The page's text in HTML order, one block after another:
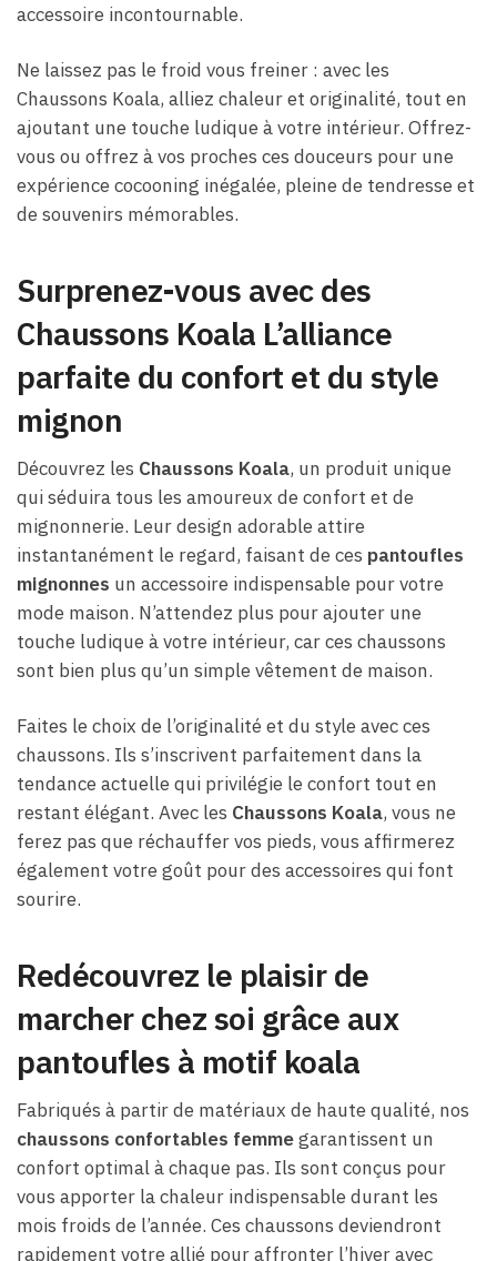
accessoire incontournable.
Ne laissez pas le froid vous freiner : avec les
Chaussons Koala, alliez chaleur et originalité, tout en
ajoutant une touche ludique à votre intérieur. Offrez-
vous ou offrez à vos proches ces douceurs pour une
expérience cocooning inégalée, pleine de tendresse et
de souvenirs mémorables.
Surprenez-vous avec des
Chaussons Koala L’alliance
parfaite du confort et du style
mignon
Découvrez les Chaussons Koala, un produit unique
qui séduira tous les amoureux de confort et de
mignonnerie. Leur design adorable attire
instantanément le regard, faisant de ces pantoufles
mignonnes un accessoire indispensable pour votre
mode maison. N’attendez plus pour ajouter une
touche ludique à votre intérieur, car ces chaussons
sont bien plus qu’un simple vêtement de maison.
Faites le choix de l’originalité et du style avec ces
chaussons. Ils s’inscrivent parfaitement dans la
tendance actuelle qui privilégie le confort tout en
restant élégant. Avec les Chaussons Koala, vous ne
ferez pas que réchauffer vos pieds, vous affirmerez
également votre goût pour des accessoires qui font
sourire.
Redécouvrez le plaisir de
marcher chez soi grâce aux
pantoufles à motif koala
Fabriqués à partir de matériaux de haute qualité, nos
chaussons confortables femmegarantissent un
confort optimal à chaque pas. Ils sont conçus pour
vous apporter la chaleur indispensable durant les
mois froids de l’année. Ces chaussons deviendront
rapidement votre allié pour affronter l’hiver avec